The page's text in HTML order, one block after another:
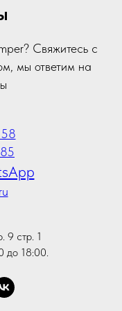
Свяжитесь с
мы ответим на
9 стр. 1
до 18:00.